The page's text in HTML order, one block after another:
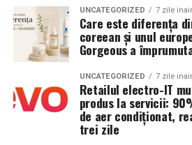
UNCATEGORIZED 7 zile
Care este diferența
coreean și unul
Gorgeous a
UNCATEGORIZED 7 zile
Retailul electro-IT
produs la servicii:
de aer condiționat,
trei zile